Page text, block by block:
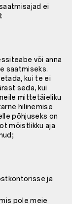
ei
või anna
saatmiseks.
kui te ei
seda, kui
mittetäieliku
hilinemise
põhjuseks on
mõistlikku aja
ja
pole meie